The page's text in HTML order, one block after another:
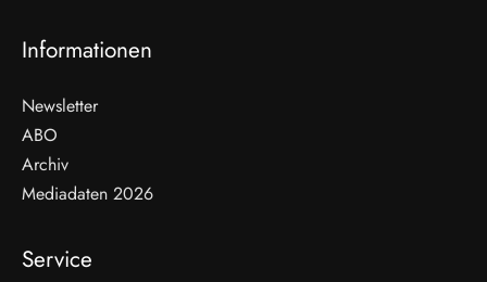
Informationen
Newsletter
ABO
Archiv
Mediadaten 2026
Service